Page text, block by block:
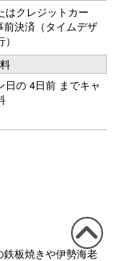
はクレジットカー
前決済（タイムデザ
日の 4日前 までキャ
板焼きや伊勢海老
この